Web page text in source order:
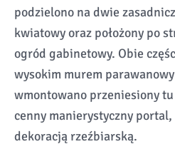
podzielono na dwie
kwiatowy oraz położony po
ogród gabinetowy. Obie
wysokim murem
wmontowano przeniesiony
cenny manierystyczny
dekoracją rzeźbiarską.